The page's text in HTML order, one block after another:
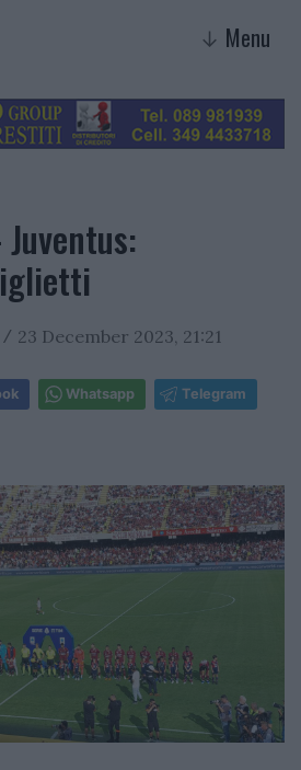
↓ Menu
/ 23 December 2023, 21:21
Whatsapp Telegram